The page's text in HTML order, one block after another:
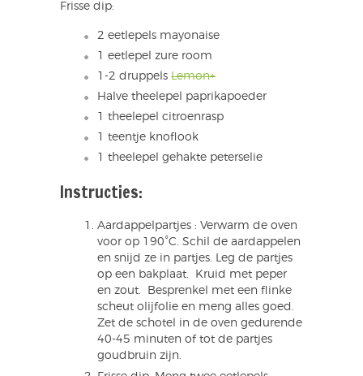
Frisse dip:
2 eetlepels mayonaise
1 eetlepel zure room
1-2 druppels Lemon+
Halve theelepel paprikapoeder
1 theelepel citroenrasp
1 teentje knoflook
1 theelepel gehakte peterselie
Instructies:
Aardappelpartjes : Verwarm de oven
voor op 190°C. Schil de aardappelen
en snijd ze in partjes. Leg de partjes
op een bakplaat. Kruid met peper
en zout. Besprenkel met een flinke
scheut olijfolie en meng alles goed.
Zet de schotel in de oven gedurende
40-45 minuten of tot de partjes
goudbruin zijn.